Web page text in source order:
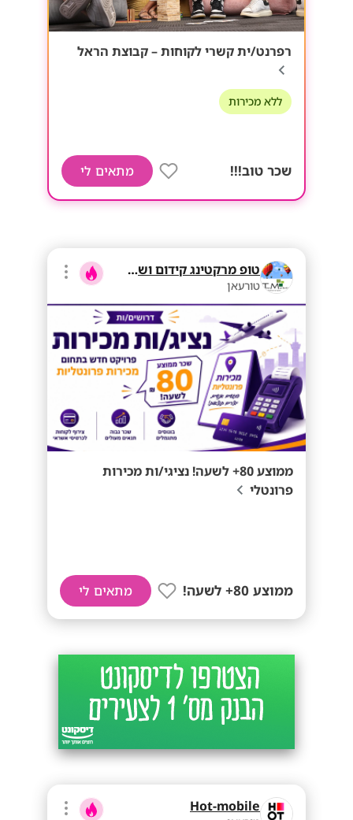
רפרנט/ית קשרי לקוחות – קבוצת הראל
ללא מכירות
שכר טוב!!! מתאים לי
טופ מרקטינג קידום ושיווק בע"מ
טורעאן
ממוצע 80+ לשעה! נציגי/ות מכירות
פרונטלי
ממוצע 80+ לשעה! מתאים לי
Hot-mobile